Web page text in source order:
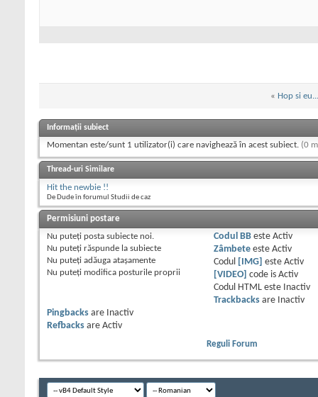
« Hop si
Informații subiect
Momentan este/sunt 1 utilizator(i) care navighează în acest subiect. (0
Thread-uri Similare
Hit the newbie !!
De Dude în forumul Studii de caz
Permisiuni postare
Nu puteţi posta subiecte noi.
Nu puteţi răspunde la subiecte
Nu puteţi adăuga ataşamente
Nu puteţi modifica posturile proprii
Codul BBeste Activ
Zâmbeteeste Activ
Codul
[IMG] este Activ
[VIDEO]
code is Activ
Codul HTML este
Inactiv
Trackbacksare
Inactiv
Pingbacks are
Inactiv
Refbacks are Activ
Reguli Forum